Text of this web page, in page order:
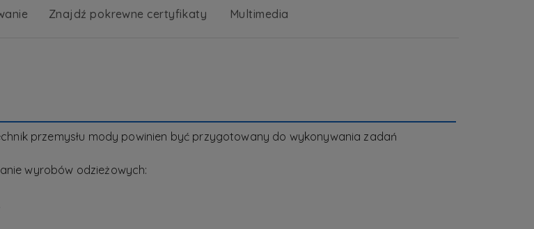
Znajdź pokrewne certyfikaty Multimedia
przemysłu mody powinien być przygotowany do wykonywania zadań
wyrobów odzieżowych: